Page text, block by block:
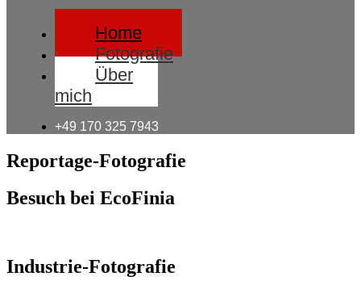
Home
Fotografie
Über
mich
+49 170 325 7943
Reportage-Fotografie
Besuch bei EcoFinia
Industrie-Fotografie